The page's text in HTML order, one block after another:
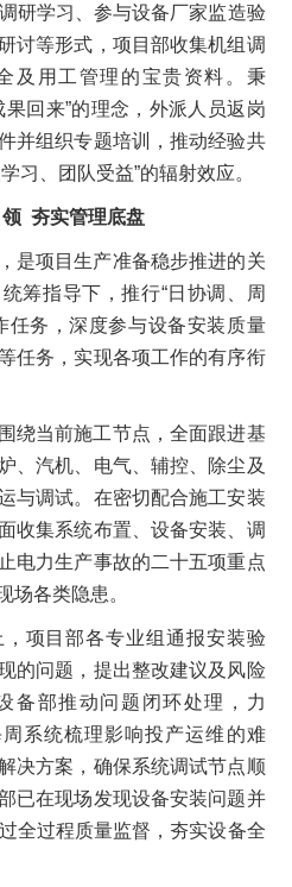
研学习、参与设备厂家监造验
讨等形式，项目部收集机组调
及用工管理的宝贵资料。秉
回来”的理念，外派人员返岗
并组织专题培训，推动经验共
习、团队受益”的辐射效应。
夯实管理底盘
是项目生产准备稳步推进的关
筹指导下，推行“日协调、周
任务，深度参与设备安装质量
任务，实现各项工作的有序衔
绕当前施工节点，全面跟进基
、汽机、电气、辅控、除尘及
与调试。在密切配合施工安装
收集系统布置、设备安装、调
电力生产事故的二十五项重点
场各类隐患。
项目部各专业组通报安装验
的问题，提出整改建议及风险
备部推动问题闭环处理，力
系统梳理影响投产运维的难
决方案，确保系统调试节点顺
已在现场发现设备安装问题并
全过程质量监督，夯实设备全